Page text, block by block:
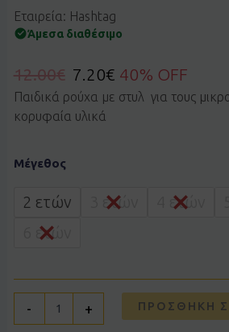
Εταιρεία: Hashtag
Άμεσα διαθέσιμο
12.00€ 7.20€ 40% OFF
Παιδικά ρούχα με στυλ για τους
κορυφαία υλικά
Μέγεθος
2 ετών 3 ετών 4 ετών
6 ετών
-
HASHTAG
εκρού
ποσότητα
+ ΠΡΟΣΘΉΚΗ